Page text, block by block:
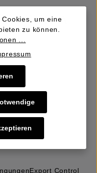
Export Control
um eine
zu können.
...